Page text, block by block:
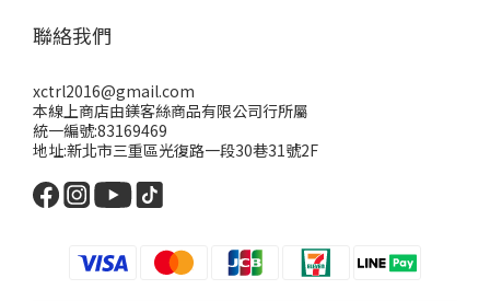
聯絡我們
xctrl2016@gmail.com
本線上商店由鎂客絲商品有限公司行所屬
統一編號:83169469
地址:新北市三重區光復路一段30巷31號2F